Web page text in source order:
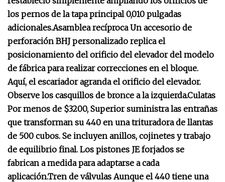
los pernos de la tapa principal 0,010 pulgadas
adicionales.Asamblea recíprocaUn accesorio de
perforación BHJ personalizado replica el
posicionamiento del orificio del elevador del modelo
de fábrica para realizar correcciones en el bloque.
Aquí, el escariador agranda el orificio del elevador.
Observe los casquillos de bronce a la izquierda.Culatas
Por menos de $3200, Superior suministra las entrañas
que transforman su 440 en una trituradora de llantas
de 500 cubos. Se incluyen anillos, cojinetes y trabajo
de equilibrio final. Los pistones JE forjados se
fabrican a medida para adaptarse a cada
aplicación.Tren de válvulas Aunque el 440 tiene una